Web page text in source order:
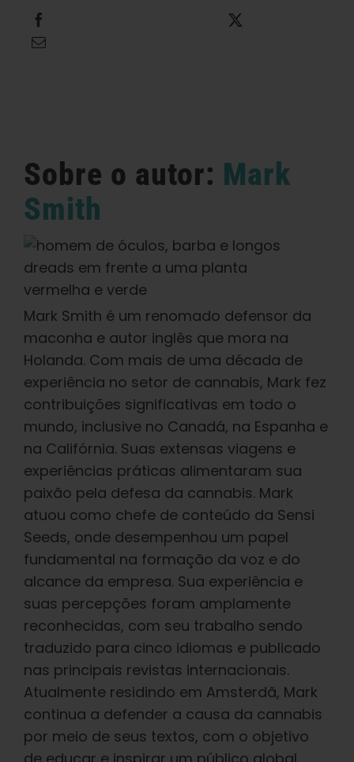
Sobre o autor: Mark
Smith
Mark Smith é um renomado defensor da
maconha e autor inglês que mora na
Holanda. Com mais de uma década de
experiência no setor de cannabis, Mark fez
contribuições significativas em todo o
mundo, inclusive no Canadá, na Espanha e
na Califórnia. Suas extensas viagens e
experiências práticas alimentaram sua
paixão pela defesa da cannabis. Mark
atuou como chefe de conteúdo da Sensi
Seeds, onde desempenhou um papel
fundamental na formação da voz e do
alcance da empresa. Sua experiência e
suas percepções foram amplamente
reconhecidas, com seu trabalho sendo
traduzido para cinco idiomas e publicado
nas principais revistas internacionais.
Atualmente residindo em Amsterdã, Mark
continua a defender a causa da cannabis
por meio de seus textos, com o objetivo